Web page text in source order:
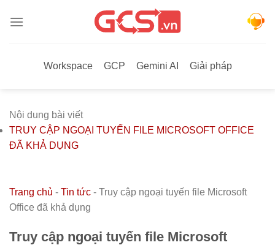
qua
Workspace
GCP Gemini AI Giải pháp
Nội dung bài viết
TRUY CẬP NGOẠI TUYẾN FILE MICROSOFT OFFICE
ĐÃ KHẢ DỤNG
Trang chủ - Tin tức - Truy cập ngoại tuyến file Microsoft
Office đã khả dụng
Truy cập ngoại tuyến file Microsoft